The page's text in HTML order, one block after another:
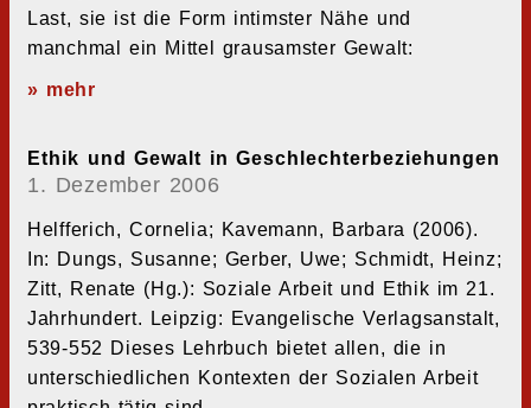
Last, sie ist die Form intimster Nähe und
manchmal ein Mittel grausamster Gewalt:
» mehr
Ethik und Gewalt in Geschlechterbeziehungen
1. Dezember 2006
Helfferich, Cornelia; Kavemann, Barbara (2006).
In: Dungs, Susanne; Gerber, Uwe; Schmidt, Heinz;
Zitt, Renate (Hg.): Soziale Arbeit und Ethik im 21.
Jahrhundert. Leipzig: Evangelische Verlagsanstalt,
539-552 Dieses Lehrbuch bietet allen, die in
unterschiedlichen Kontexten der Sozialen Arbeit